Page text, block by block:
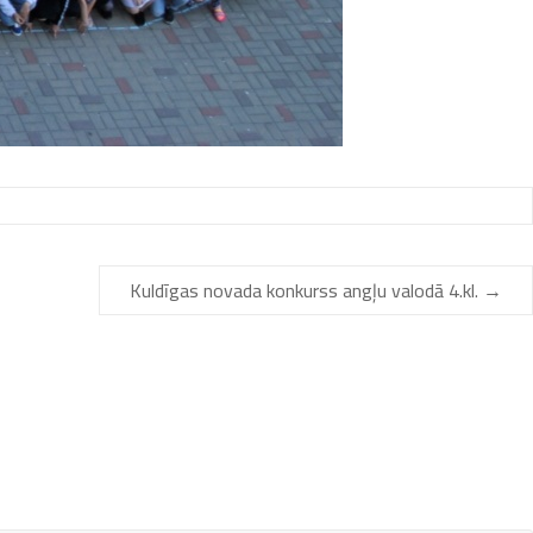
Kuldīgas novada konkurss angļu valodā 4.kl. →